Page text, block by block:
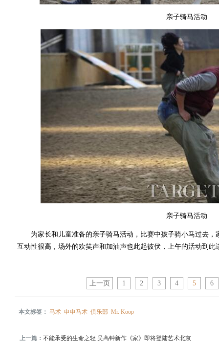
亲子骑马活动
亲子骑马活动
为家长和儿童准备的亲子骑马活动，比赛中孩子骑小马过去，
互动性很高，场外的欢笑声和加油声也此起彼伏，上午的活动到此
上一页 1 2 3 4 5 6
本文标签：马术 申申马术 俱乐部 Mr. Koop
上一篇：不能承受的生命之轻 吴高钟新作《家》即将登陆艺术北京